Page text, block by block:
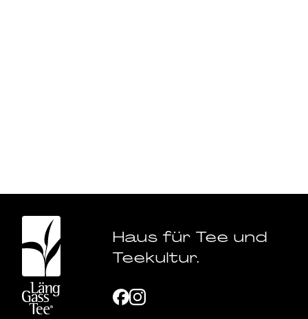
Haus für Tee und
Teekultur.